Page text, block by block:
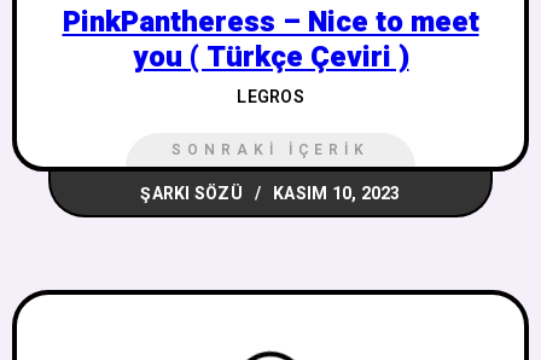
PinkPantheress – ​​Nice to meet
you ( Türkçe Çeviri )
LEGROS
SONRAKI İÇERIK
ŞARKI SÖZÜ KASIM 10, 2023